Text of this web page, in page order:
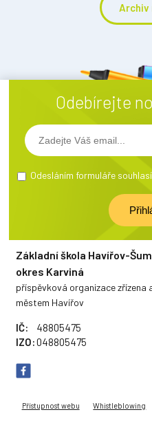
Archiv
Odebírejte
Odesláním formuláře
Základní škola Havířov-
okres Karviná
příspěvková organizace
městem Havířov
IČ:
48805475
IZO:048805475
Přístupnost webu Whistleblowing